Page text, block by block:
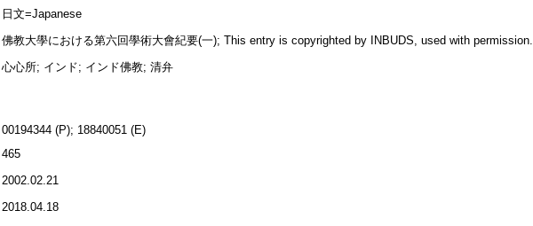
日文=Japanese
佛教大學における第六回學術大會紀要(一); This entry is copyrighted by INBUDS, used with permission.
心心所; インド; インド佛教; 清弁
00194344 (P); 18840051 (E)
465
2002.02.21
2018.04.18